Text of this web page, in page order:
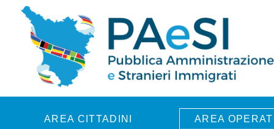
Skip to main content
AREA CITTADINI AREA